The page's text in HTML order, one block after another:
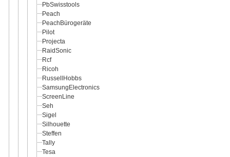
PbSwisstools
Peach
PeachBürogeräte
Pilot
Projecta
RaidSonic
Rcf
Ricoh
RussellHobbs
SamsungElectronics
ScreenLine
Seh
Sigel
Silhouette
Steffen
Tally
Tesa